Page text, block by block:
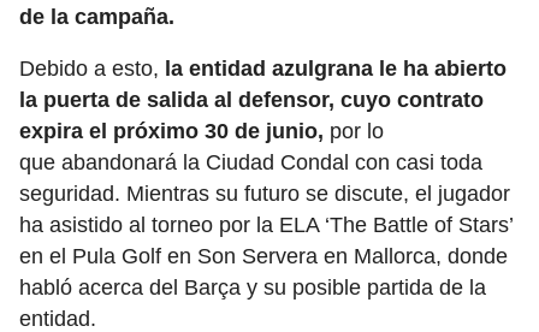
de la campaña.
Debido a esto, la entidad azulgrana le ha abierto
la puerta de salida al defensor, cuyo contrato
expira el próximo 30 de junio, por lo
que abandonará la Ciudad Condal con casi toda
seguridad. Mientras su futuro se discute, el jugador
ha asistido al torneo por la ELA ‘The Battle of Stars’
en el Pula Golf en Son Servera en Mallorca, donde
habló acerca del Barça y su posible partida de la
entidad.